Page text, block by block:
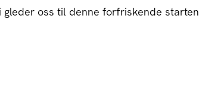
gleder oss til denne forfriskende